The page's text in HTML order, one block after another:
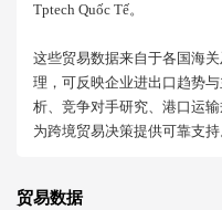
Tptech Quốc Tế。
这些贸易数据来自于各国海
理，可反映企业进出口趋势
析、竞争对手研究、港口运
为跨境贸易决策提供可靠支持
贸易数据